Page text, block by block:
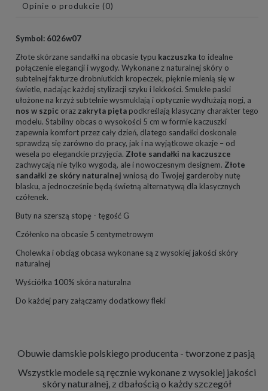
Opinie o produkcie (0)
Symbol: 6026w07
Złote skórzane sandałki na obcasie typu kaczuszka to idealne
połączenie elegancji i wygody. Wykonane z naturalnej skóry o
subtelnej fakturze drobniutkich kropeczek, pięknie mienią się w
świetle, nadając każdej stylizacji szyku i lekkości. Smukłe paski
ułożone na krzyż subtelnie wysmuklają i optycznie wydłużają nogi, a
nos w szpic oraz zakryta pięta podkreślają klasyczny charakter tego
modelu. Stabilny obcas o wysokości 5 cm w formie kaczuszki
zapewnia komfort przez cały dzień, dlatego sandałki doskonale
sprawdzą się zarówno do pracy, jak i na wyjątkowe okazje – od
wesela po eleganckie przyjęcia. Złote sandałki na kaczuszce
zachwycają nie tylko wygodą, ale i nowoczesnym designem. Złote
sandałki ze skóry naturalnej wniosą do Twojej garderoby nutę
blasku, a jednocześnie będą świetną alternatywą dla klasycznych
czółenek.
Buty na szerszą stopę - tęgość G
Czółenko na obcasie 5 centymetrowym
Cholewka i obciąg obcasa wykonane są z wysokiej jakości skóry
naturalnej
Wyściółka 100% skóra naturalna
Do każdej pary załączamy dodatkowy fleki
Obuwie damskie polskiego producenta - tworzone z pasją
Wszystkie modele są ręcznie wykonane z wysokiej jakości
skóry naturalnej, z dbałością o każdy szczegół